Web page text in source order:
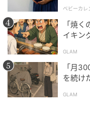
月をもっとラクに快
記事を配信していま
ラクに楽しくなりま
著者・イラスト制作
ふるみ
ベビーカレ
「焼
イキン
GLAM
「月
を続け
GLAM